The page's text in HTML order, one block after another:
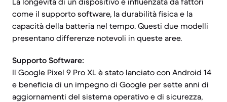
come il supporto software, la durabilità fisica e la
capacità della batteria nel tempo. Questi due modelli
presentano differenze notevoli in queste aree.
Supporto Software:
Il Google Pixel 9 Pro XL è stato lanciato con Android 14
e beneficia di un impegno di Google per sette anni di
aggiornamenti del sistema operativo e di sicurezza,